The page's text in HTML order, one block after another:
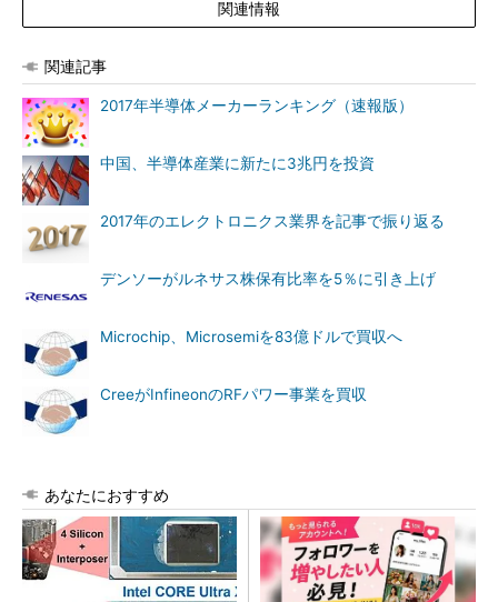
関連情報
関連記事
2017年半導体メーカーランキング（速報版）
中国、半導体産業に新たに3兆円を投資
2017年のエレクトロニクス業界を記事で振り返る
デンソーがルネサス株保有比率を5％に引き上げ
Microchip、Microsemiを83億ドルで買収へ
CreeがInfineonのRFパワー事業を買収
あなたにおすすめ